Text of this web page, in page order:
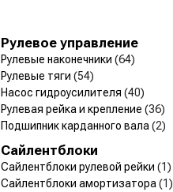
Рулевое управление
Рулевые наконечники (64)
Рулевые тяги (54)
Насос гидроусилителя (40)
Рулевая рейка и крепление (36)
Подшипник карданного вала (2)
Сайлентблоки
Сайлентблоки рулевой рейки (1)
Сайлентблоки амортизатора (1)